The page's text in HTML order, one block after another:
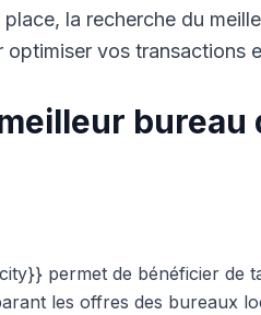
la recherche du
vos transactions
bureau
permet de bénéficier de
les offres des bureaux